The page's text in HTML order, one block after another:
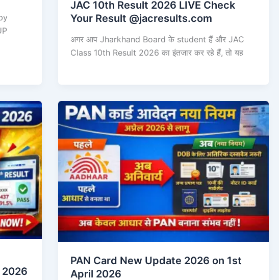
JAC 10th Result 2026 LIVE Check
Your Result @jacresults.com
अगर आप Jharkhand Board के student हैं और JAC
Class 10th Result 2026 का इंतजार कर रहे हैं, तो यह
2026
PAN Card New Update 2026 on 1st
April 2026